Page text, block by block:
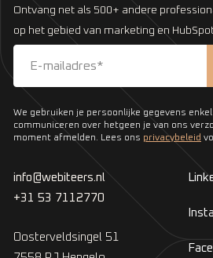
Ontvang net als 500+ andere
op het gebied van marketing en
We gebruiken je persoonlijke gegevens
communiceren over hetgeen je van ons
moment afmelden. Lees ons privacybeleid
info@webiteers.nl
+31 53 7112770
Oosterveldsingel 51